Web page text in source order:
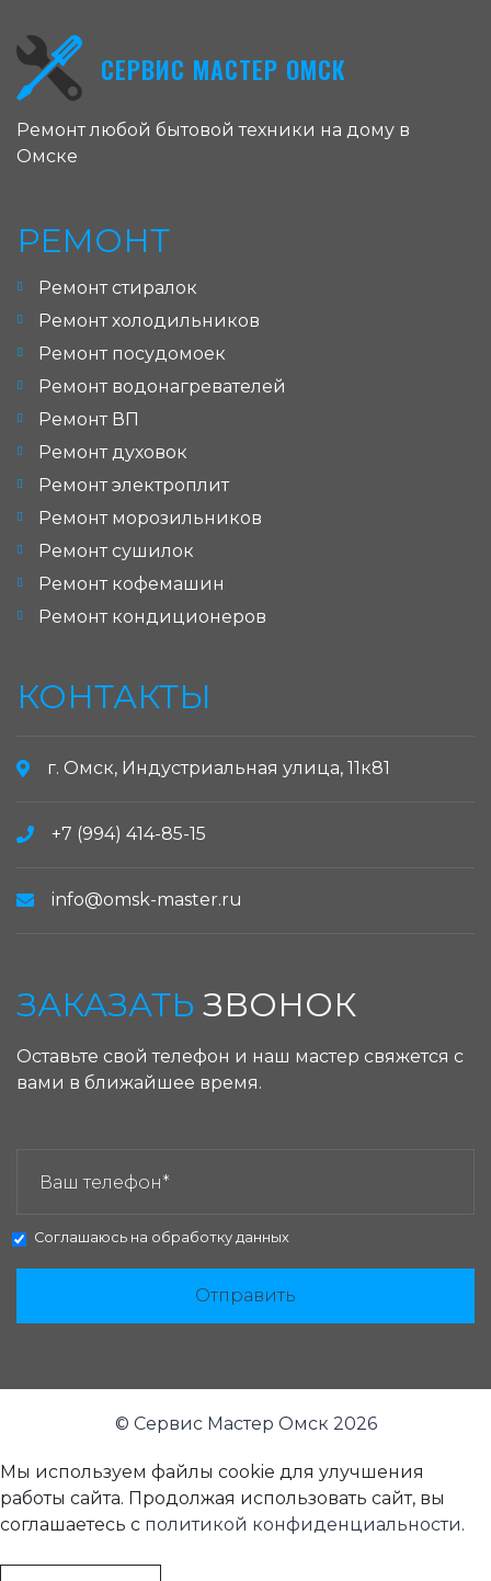
СЕРВИС МАСТЕР ОМСК
Ремонт любой бытовой техники на дому в
Омске
РЕМОНТ
Ремонт стиралок
Ремонт холодильников
Ремонт посудомоек
Ремонт водонагревателей
Ремонт ВП
Ремонт духовок
Ремонт электроплит
Ремонт морозильников
Ремонт сушилок
Ремонт кофемашин
Ремонт кондиционеров
КОНТАКТЫ
г. Омск, Индустриальная улица, 11к81
+7 (994) 414-85-15
info@omsk-master.ru
ЗАКАЗАТЬ ЗВОНОК
Оставьте свой телефон и наш мастер свяжется с
вами в ближайшее время.
Соглашаюсь на обработку данных
Отправить
© Сервис Мастер Омск 2026
Мы используем файлы cookie для улучшения
работы сайта. Продолжая использовать сайт, вы
соглашаетесь с политикой конфиденциальности.